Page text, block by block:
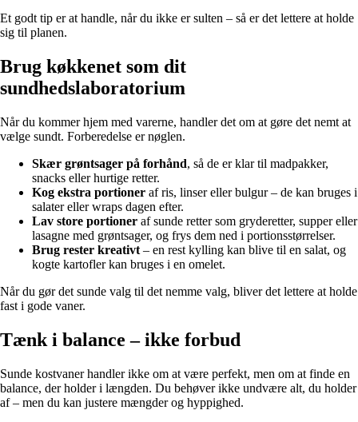
Et godt tip er at handle, når du ikke er sulten – så er det lettere at holde
sig til planen.
Brug køkkenet som dit
sundhedslaboratorium
Når du kommer hjem med varerne, handler det om at gøre det nemt at
vælge sundt. Forberedelse er nøglen.
Skær grøntsager på forhånd, så de er klar til madpakker,
snacks eller hurtige retter.
Kog ekstra portioner af ris, linser eller bulgur – de kan bruges i
salater eller wraps dagen efter.
Lav store portioner af sunde retter som gryderetter, supper eller
lasagne med grøntsager, og frys dem ned i portionsstørrelser.
Brug rester kreativt – en rest kylling kan blive til en salat, og
kogte kartofler kan bruges i en omelet.
Når du gør det sunde valg til det nemme valg, bliver det lettere at holde
fast i gode vaner.
Tænk i balance – ikke forbud
Sunde kostvaner handler ikke om at være perfekt, men om at finde en
balance, der holder i længden. Du behøver ikke undvære alt, du holder
af – men du kan justere mængder og hyppighed.